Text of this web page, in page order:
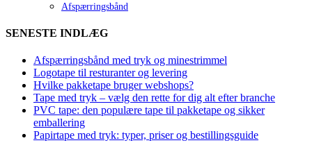
Afspærringsbånd
SENESTE INDLÆG
Afspærringsbånd med tryk og minestrimmel
Logotape til resturanter og levering
Hvilke pakketape bruger webshops?
Tape med tryk – vælg den rette for dig alt efter branche
PVC tape: den populære tape til pakketape og sikker
emballering
Papirtape med tryk: typer, priser og bestillingsguide